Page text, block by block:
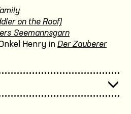
on the Roof)
Seemannsgarn
Henry in Der Zauberer